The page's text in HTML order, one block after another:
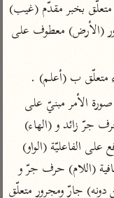
معاصرة
الميسر
المختصر في
التفسير
تفسير السعدي
أيسر التفاسير
القرآن – تدبر وعمل
تفسير ابن عثيمين
متعلّق ب (أعلم) .
، (ما) نافية (اللام) حرف جرّ و